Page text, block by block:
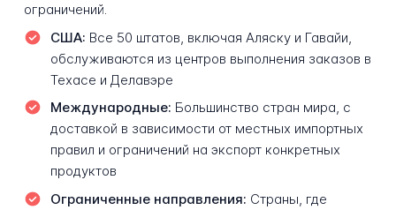
ограничений.
США: Все 50 штатов, включая Аляску и Гавайи,
обслуживаются из центров выполнения заказов в
Техасе и Делавэре
Международные: Большинство стран мира, с
доставкой в зависимости от местных импортных
правил и ограничений на экспорт конкретных
продуктов
Ограниченные направления: Страны, где